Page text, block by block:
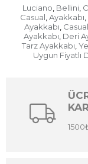
Luciano Bellini,
Casual Ayakkabı
Ayakkabı
Ayakkabı Deri
Tarz Ayakkabı
Uygun Fiyatlı